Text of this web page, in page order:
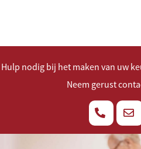
Hulp nodig bij het maken van uw
Neem gerust